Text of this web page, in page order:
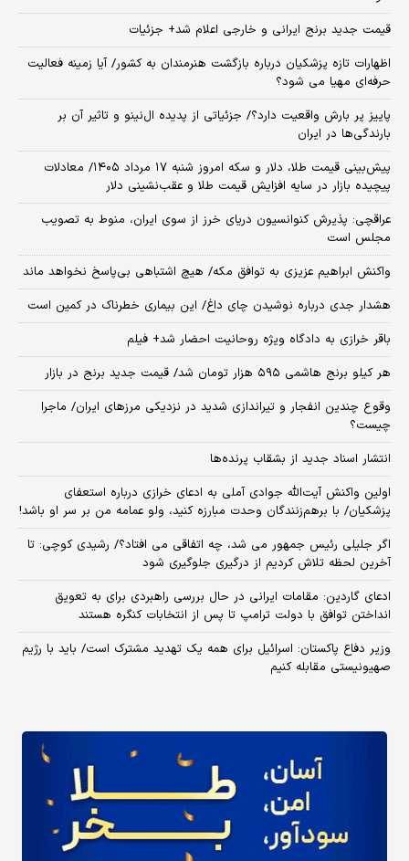
قیمت جدید برنج ایرانی و خارجی اعلام شد+ جزئیات
اظهارات تازه پزشکیان درباره بازگشت هنرمندان به کشور/ آیا زمینه فعالیت
حرفه‌ای مهیا می شود؟
پاییز پر بارش واقعیت دارد؟/ جزئیاتی از پدیده ال‌نینو و تاثیر آن بر
بارندگی‌ها در ایران
پیش‌بینی قیمت طلا، دلار و سکه امروز شنبه ۱۷ مرداد ۱۴۰۵/ معادلات
پیچیده بازار در سایه افزایش قیمت طلا و عقب‌نشینی دلار
عراقچی: پذیرش کنوانسیون دریای خرز از سوی ایران، منوط به تصویب
مجلس است
واکنش ابراهیم عزیزی به توافق مکه/ هیچ اشتباهی بی‌پاسخ نخواهد ماند
هشدار جدی درباره نوشیدن چای داغ/ این بیماری خطرناک در کمین است
باقر خرازی به دادگاه ویژه روحانیت احضار شد+ فیلم
هر کیلو برنج هاشمی ۵۹۵ هزار تومان شد/ قیمت جدید برنج در بازار
وقوع چندین انفجار و تیراندازی شدید در نزدیکی مرز‌های ایران/ ماجرا
چیست؟
انتشار اسناد جدید از بشقاب پرنده‌ها
اولین واکنش آیت‌الله جوادی آملی به ادعای خرازی درباره استعفای
پزشکیان/ با برهم‌زنندگان وحدت مبارزه کنید، ولو عمامه من بر سر او باشد!
اگر جلیلی رئیس جمهور می شد، چه اتفاقی می افتاد؟/ رشیدی کوچی: تا
آخرین لحظه تلاش کردیم از درگیری جلوگیری شود
ادعای گاردین: مقامات ایرانی در حال بررسی راهبردی برای به تعویق
انداختن توافق با دولت ترامپ تا پس از انتخابات کنگره هستند
وزیر دفاع پاکستان: اسرائیل برای همه یک تهدید مشترک است/ باید با رژیم
صهیونیستی مقابله کنیم